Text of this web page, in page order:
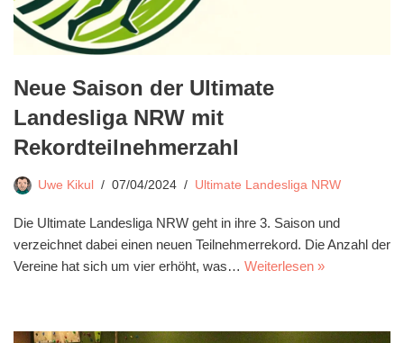
Neue Saison der Ultimate
Landesliga NRW mit
Rekordteilnehmerzahl
Uwe Kikul 07/04/2024 Ultimate Landesliga NRW
Die Ultimate Landesliga NRW geht in ihre 3. Saison und
verzeichnet dabei einen neuen Teilnehmerrekord. Die Anzahl der
Vereine hat sich um vier erhöht, was… Weiterlesen »